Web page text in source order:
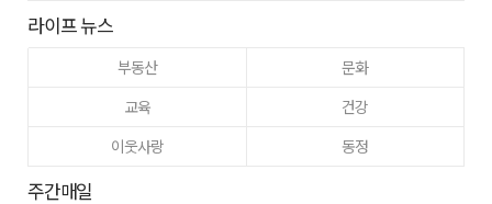
라이프 뉴스
부동산
문화
교육
건강
이웃사랑
동정
주간매일